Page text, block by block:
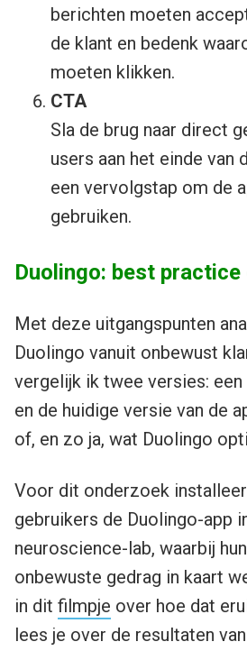
berichten moeten
de klant en bedenk
moeten klikken.
CTA
Sla de brug naar direct
users aan het einde van
een vervolgstap om de
gebruiken.
Duolingo: best
Met deze uitgangspunten
Duolingo vanuit onbewust
vergelijk ik twee versies:
en de huidige versie van de
of, en zo ja, wat Duolingo
Voor dit onderzoek
gebruikers de Duolingo-app
neuroscience-lab, waarbij
onbewuste gedrag in kaart
in dit filmpje over hoe dat
lees je over de resultaten